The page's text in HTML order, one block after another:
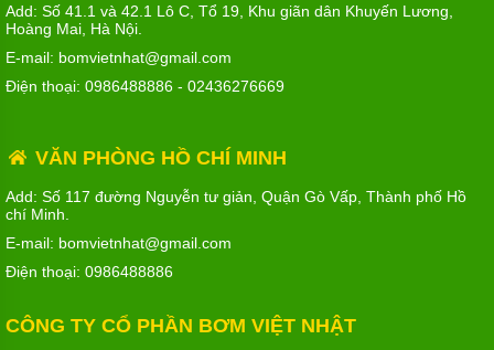
Add: Số 41.1 và 42.1 Lô C, Tổ 19, Khu giãn dân Khuyến Lương,
Hoàng Mai, Hà Nội.
E-mail: bomvietnhat@gmail.com
Điện thoại: 0986488886 - 02436276669
VĂN PHÒNG HỒ CHÍ MINH
Add: Số 117 đường Nguyễn tư giản, Quận Gò Vấp, Thành phố Hồ
chí Minh.
E-mail: bomvietnhat@gmail.com
Điện thoại: 0986488886
CÔNG TY CỔ PHẦN BƠM VIỆT NHẬT